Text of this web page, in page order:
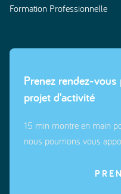
Formation Professionnelle
Prenez rendez-
projet d'activité
15 min montre en main
nous pourrions vous